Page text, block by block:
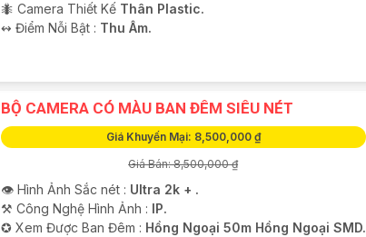
🐜 Camera Thiết Kế Thân Plastic.
️↭ Điểm Nỗi Bật : Thu Âm.
BỘ CAMERA CÓ MÀU BAN ĐÊM SIÊU NÉT
Giá Khuyến Mại: 8,500,000 ₫
Giá Bán: 8,500,000 ₫
👁 Hình Ảnh Sắc nét : Ultra 2k + .
⚒ Công Nghệ Hình Ảnh : IP.
✪ Xem Được Ban Đêm : Hồng Ngoại 50m Hồng Ngoại SMD.